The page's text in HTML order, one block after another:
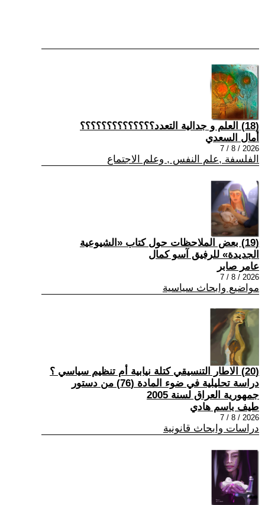
(18) العلم و جدالية التعدد؟؟؟؟؟؟؟؟؟؟؟؟؟؟
أمال السعدي
2026 / 8 / 7
الفلسفة ,علم النفس , وعلم الاجتماع
(19) بعض الملاحظات حول كتاب «الشيوعية
الجديدة» للرفيق آسو كمال
عامر صابر
2026 / 8 / 7
مواضيع وابحاث سياسية
(20) الاطار التنسيقي كتلة نيابية أم تنظيم سياسي ؟
دراسة تحليلية في ضوء المادة (76) من دستور
جمهورية العراق لسنة 2005
طيف باسم هادي
2026 / 8 / 7
دراسات وابحاث قانونية